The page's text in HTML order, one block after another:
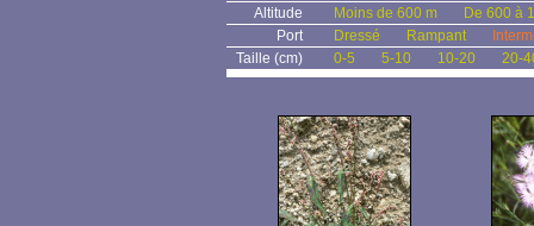
Altitude
Moins de 600 m
De 600 à
Port
Dressé Rampant
Taille (cm)
0-5 5-10 10-20 20-